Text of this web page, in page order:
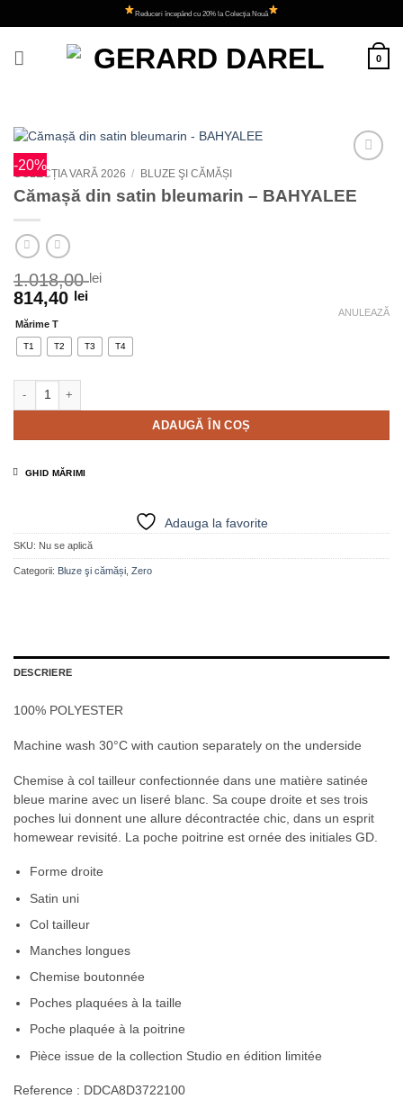
to
Reduceri începând cu 20% la Colecția Nouă
0
-20%
favorite
COLECȚIA VARĂ 2026 / BLUZE ŞI CĂMĂȘI
Cămașă din satin bleumarin – BAHYALEE
1.018,00lei
814,40 lei
Mărime T
T1 T2 T3 T4
ANULEAZĂ
ADAUGĂ ÎN COȘ
GHID MĂRIMI
Adauga la favorite
SKU: Nu se aplică
Categorii: Bluze şi cămăși Zero
DESCRIERE
100% POLYESTER
Machine wash 30°C with caution separately on the underside
Chemise à col tailleur confectionnée dans une matière satinée
bleue marine avec un liseré blanc. Sa coupe droite et ses trois
poches lui donnent une allure décontractée chic, dans un esprit
homewear revisité. La poche poitrine est ornée des initiales GD.
Forme droite
Satin uni
Col tailleur
Manches longues
Chemise boutonnée
Poches plaquées à la taille
Poche plaquée à la poitrine
Pièce issue de la collection Studio en édition limitée
Reference : DDCA8D3722100